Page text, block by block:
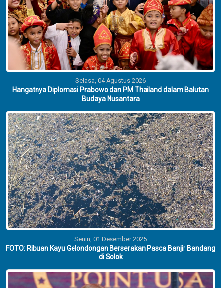
Selasa, 04 Agustus 2026
Hangatnya Diplomasi Prabowo dan PM Thailand dalam Balutan
Budaya Nusantara
Senin, 01 Desember 2025
FOTO: Ribuan Kayu Gelondongan Berserakan Pasca Banjir Bandang
di Solok